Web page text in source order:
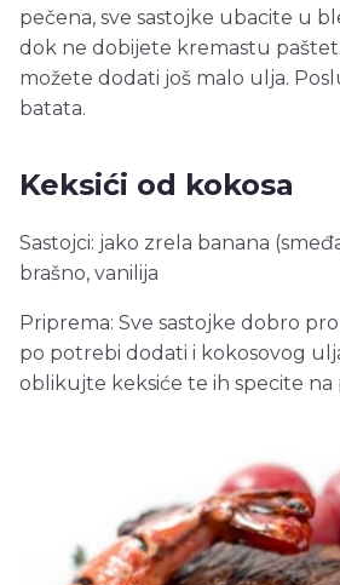
pečena, sve sastojke ubacite u
dok ne dobijete kremastu
možete dodati još malo ulja.
batata.
Keksići od kokosa
Sastojci: jako zrela banana
brašno, vanilija
Priprema: Sve sastojke dobro
po potrebi dodati i kokosovog
oblikujte keksiće te ih specite na